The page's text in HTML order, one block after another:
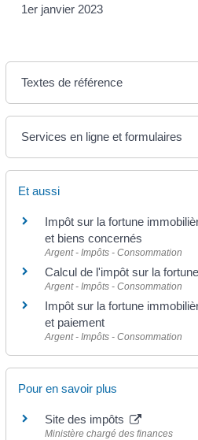
1erjanvier 2023
Textes de référence
Services en ligne et formulaires
Et aussi
Impôt sur la fortune
et biens concernés
Argent - Impôts - Consommation
Calcul de l'impôt sur la
Argent - Impôts - Consommation
Impôt sur la fortune
et paiement
Argent - Impôts - Consommation
Pour en savoir plus
Site des impôts
Ministère chargé des finances